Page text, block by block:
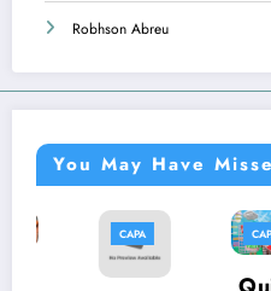
Robhson Abreu
You May Have
CAPA